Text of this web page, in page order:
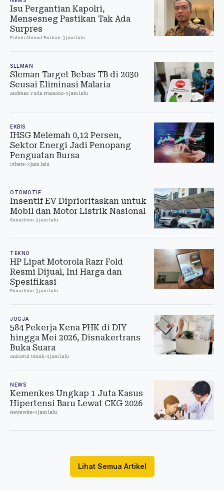
Isu Pergantian Kapolri,
Mensesneg Pastikan Tak Ada
Surpres
Fahmi Ahmad Burhan-3 jam lalu
SLEMAN
Sleman Target Bebas TB di 2030
Seusai Eliminasi Malaria
Andreas Yuda Pramono-3 jam lalu
EKBIS
IHSG Melemah 0,12 Persen,
Sektor Energi Jadi Penopang
Penguatan Bursa
Others-3 jam lalu
OTOMOTIF
Insentif EV Diprioritaskan untuk
Mobil dan Motor Listrik Nasional
Sunartono-3 jam lalu
TEKNO
HP Lipat Motorola Razr Fold
Resmi Dijual, Ini Harga dan
Spesifikasi
Sunartono-3 jam lalu
JOGJA
584 Pekerja Kena PHK di DIY
hingga Mei 2026, Disnakertrans
Buka Suara
Anisatul Umah-4 jam lalu
NEWS
Kemenkes Ungkap 1 Juta Kasus
Hipertensi Baru Lewat CKG 2026
Newswire-4 jam lalu
Lihat Semua Artikel